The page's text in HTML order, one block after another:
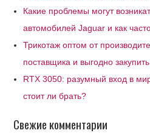
Какие проблемы могут
автомобилей Jaguar и как
Трикотаж оптом от
поставщика и выгодно
RTX 3050: разумный вход в
стоит ли брать?
Свежие комментарии